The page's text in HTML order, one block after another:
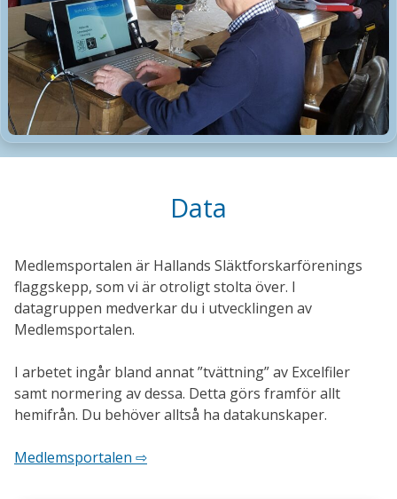
Data
Medlemsportalen är Hallands Släktforskarförenings
flaggskepp, som vi är otroligt stolta över. I
datagruppen medverkar du i utvecklingen av
Medlemsportalen.
I arbetet ingår bland annat ”tvättning” av Excel­filer
samt normering av dessa. Detta görs framför allt
hemifrån. Du behöver alltså ha datakunskaper.
Medlemsportalen ⇨